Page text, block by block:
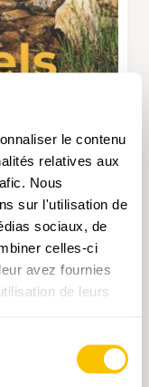
le contenu
relatives aux
Nous
sur l'utilisation de
sociaux, de
celles-ci
avez fournies
de leurs